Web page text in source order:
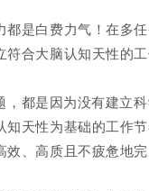
都是白费力气！在多
符合大脑认知天性的
，都是因为没有建立科
知天性为基础的工作
效、高质且不疲惫地